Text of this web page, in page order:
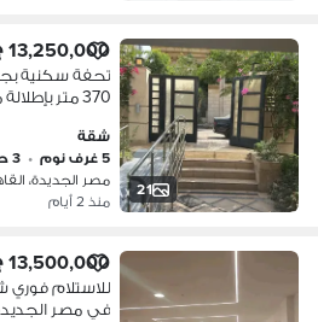
21
13,250,000 ج.م
تحفة سكنية
370 متر
شقة
5 غرف نوم
• 3 حمامات
مصر الجديدة،
منذ 2 أيام
13,500,000 ج.م
للاستلام